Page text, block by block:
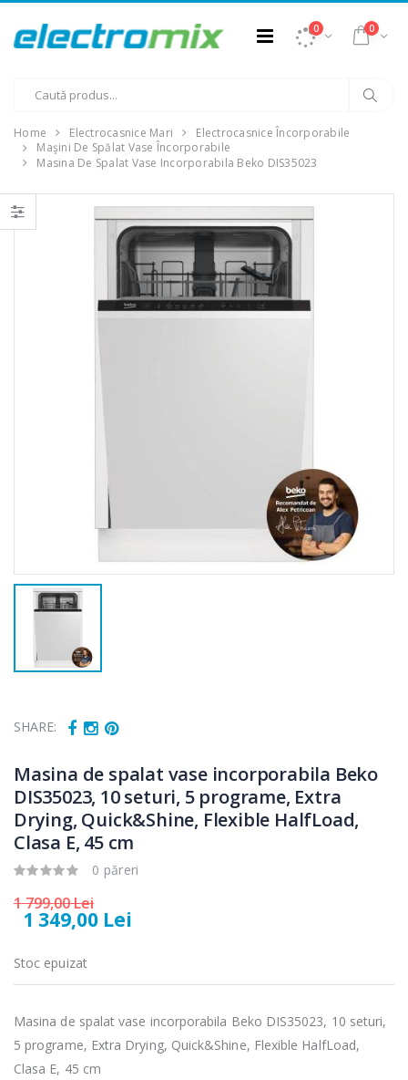
0 0
Home Electrocasnice Mari
Electrocasnice Încorporabile
Maşini De Spălat Vase Încorporabile
Masina De Spalat Vase Incorporabila Beko DIS35023
SHARE:
Masina de spalat vase incorporabila Beko
DIS35023, 10 seturi, 5 programe, Extra
Drying, Quick&Shine, Flexible HalfLoad,
Clasa E, 45 cm
0 păreri
1 799,00 Lei
1 349,00 Lei
Stoc epuizat
Masina de spalat vase incorporabila Beko DIS35023, 10 seturi,
5 programe, Extra Drying, Quick&Shine, Flexible HalfLoad,
Clasa E, 45 cm
-15%
Cuptor cu
microunde
Heinner ...
289,00 Lei
incorporabil, ...
-33%
Espressor
automat
Heinner ...
549,00 Lei
-33%
Masina de tocat
carne